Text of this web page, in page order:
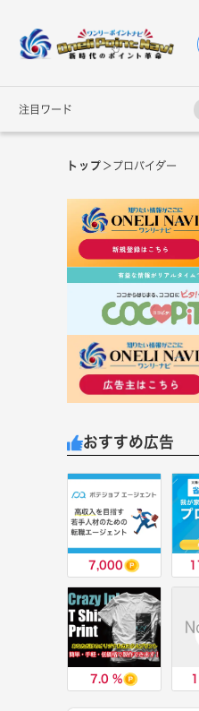
注目ワード
トップ ＞ プロバイダー
おすすめ広告
7,000
7.0 %